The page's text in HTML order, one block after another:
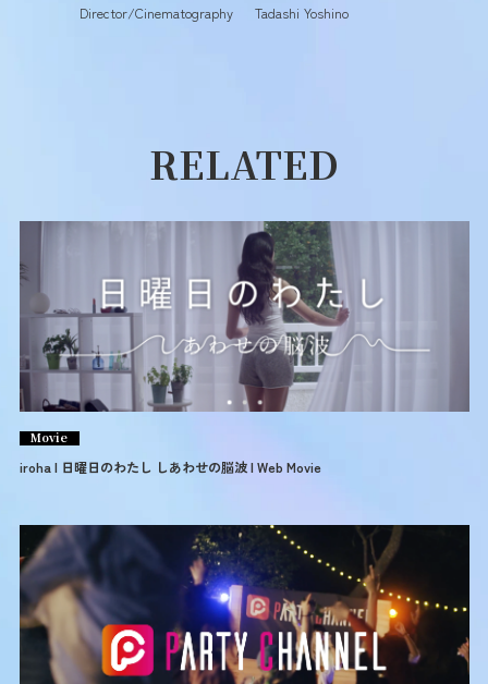
Director/Cinematography Tadashi Yoshino
RELATED
Movie
iroha | 日曜日のわたし しあわせの脳波 | Web Movie